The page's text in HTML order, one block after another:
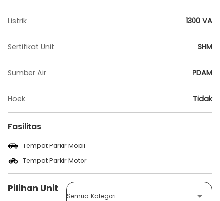
Listrik 1300 VA
Sertifikat Unit SHM
Sumber Air PDAM
Hoek Tidak
Fasilitas
Tempat Parkir Mobil
Tempat Parkir Motor
Pilihan Unit
Semua Kategori